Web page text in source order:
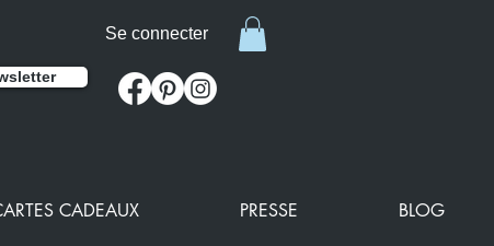
Se connecter
CADEAUX PRESSE BLOG